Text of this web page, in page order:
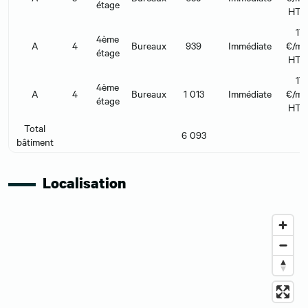
étage
HT
A 4
4ème
étage
Bureaux 939 Immédiate
175
€/
HT
A 4
4ème
étage
Bureaux 1 013 Immédiate
175
€/
HT
Total
bâtiment
6 093
Localisation